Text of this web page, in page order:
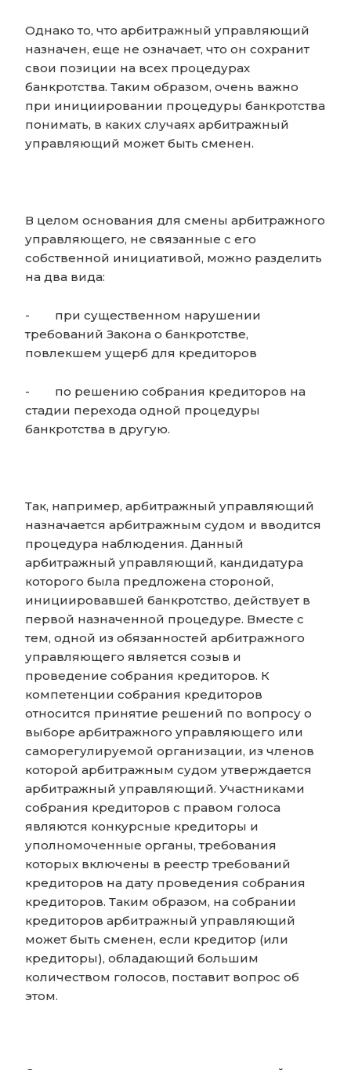
Однако то, что арбитражный управляющий
назначен, еще не означает, что он сохранит
свои позиции на всех процедурах
банкротства. Таким образом, очень важно
при инициировании процедуры банкротства
понимать, в каких случаях арбитражный
управляющий может быть сменен.
В целом основания для смены арбитражного
управляющего, не связанные с его
собственной инициативой, можно разделить
на два вида:
-
при существенном нарушении
требований Закона о банкротстве,
повлекшем ущерб для кредиторов
-
по решению собрания кредиторов на
стадии перехода одной процедуры
банкротства в другую.
Так, например, арбитражный управляющий
назначается арбитражным судом и вводится
процедура наблюдения. Данный
арбитражный управляющий, кандидатура
которого была предложена стороной,
инициировавшей банкротство, действует в
первой назначенной процедуре. Вместе с
тем, одной из обязанностей арбитражного
управляющего является созыв и
проведение собрания кредиторов. К
компетенции собрания кредиторов
относится принятие решений по вопросу о
выборе арбитражного управляющего или
саморегулируемой организации, из членов
которой арбитражным судом утверждается
арбитражный управляющий. Участниками
собрания кредиторов с правом голоса
являются конкурсные кредиторы и
уполномоченные органы, требования
которых включены в реестр требований
кредиторов на дату проведения собрания
кредиторов. Таким образом, на собрании
кредиторов арбитражный управляющий
может быть сменен, если кредитор (или
кредиторы), обладающий большим
количеством голосов, поставит вопрос об
этом.